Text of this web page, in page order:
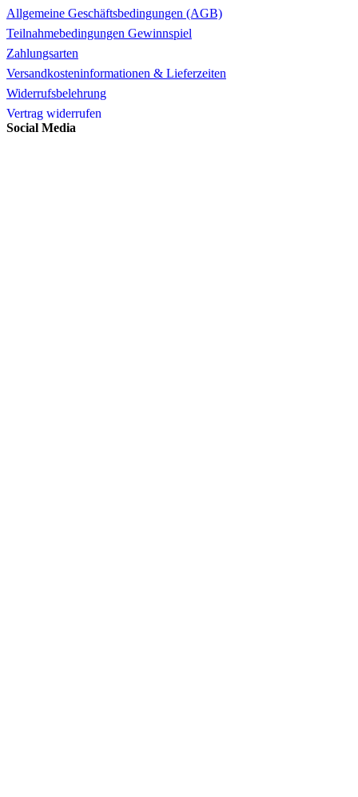
Allgemeine Geschäftsbedingungen (AGB)
Teilnahmebedingungen Gewinnspiel
Zahlungsarten
Versandkosteninformationen & Lieferzeiten
Widerrufsbelehrung
Vertrag widerrufen
Social Media